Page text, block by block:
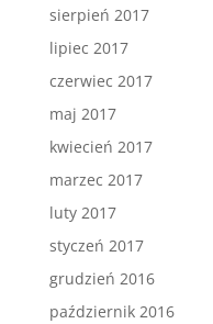
sierpień 2017
lipiec 2017
czerwiec 2017
maj 2017
kwiecień 2017
marzec 2017
luty 2017
styczeń 2017
grudzień 2016
październik 2016